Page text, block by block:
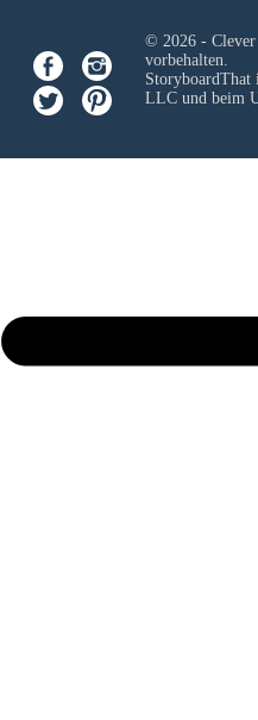
© 2026 -
vorbehalten.
StoryboardThat
LLCund beim